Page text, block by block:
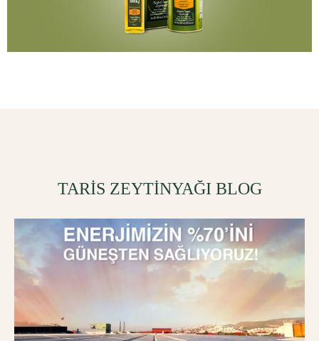
TARİS ZEYTİNYAĞI BLOG